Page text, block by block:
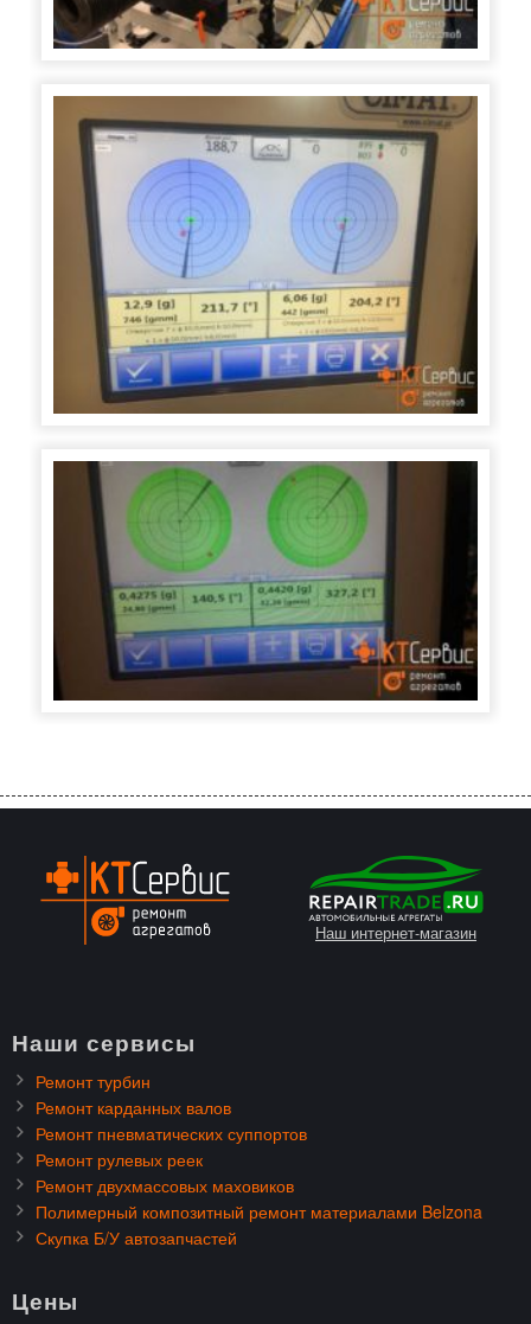
Наш интернет-магазин
Наши сервисы
Ремонт турбин
Ремонт карданных валов
Ремонт пневматических суппортов
Ремонт рулевых реек
Ремонт двухмассовых маховиков
Полимерный композитный ремонт материалами Belzona
Скупка Б/У автозапчастей
Цены